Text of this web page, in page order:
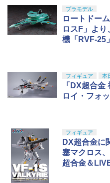
￥2,710
5
ミアム
8ml ホ
￥710
プラモデル
ロートドー
ロスF」よ
機「RVF-25
フィギュア 本
「DX超合
ロイ・フォ
フィギュア
DX超合金に
塞マクロス
超合金＆